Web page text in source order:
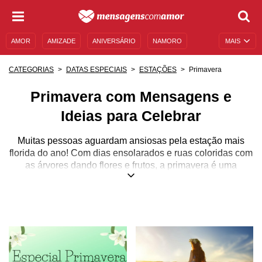
MAIS
AMOR AMIZADE ANIVERSÁRIO NAMORO
CATEGORIAS DATAS ESPECIAIS ESTAÇÕES Primavera
Primavera com Mensagens e
Ideias para Celebrar
Muitas pessoas aguardam ansiosas pela estação mais
florida do ano! Com dias ensolarados e ruas coloridas com
as árvores dando flores e frutos, a primavera é uma
estação romântica e especial.
o dia 21 de junho.
No caso do Hemisfério Sul, onde o Brasil está localizado,